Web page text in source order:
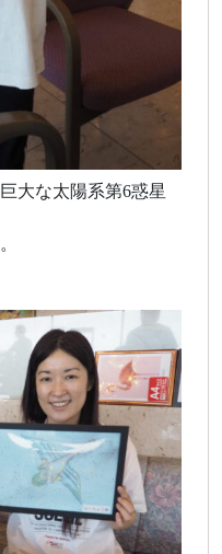
大な太陽系第6惑星